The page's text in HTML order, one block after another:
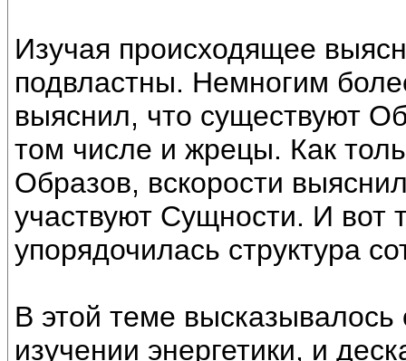
Изучая происходящее
подвластны. Немногим
выяснил, что существуют
том числе и жрецы. Как
Образов, вскорости
участвуют Сущности. И вот
упорядочилась структура
В этой теме
изучении энергетики, и